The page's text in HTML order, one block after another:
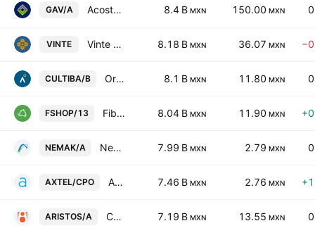
GAV/A Acosta Verde SAB de CV Class A 8.4 B MXN 150.00 MXN
VINTE Vinte Viviendas Integrales SAB DE CV 8.18 B MXN 36.07 MXN
CULTIBA/B Organizacion Cultiba SAB de CV Class B 8.1 B MXN 11.80 MXN
FSHOP/13 Fibra Shop Portafolios Inmobiliarios S.A.P.I. de C.V. 8.04 B MXN 11.90 MXN
NEMAK/A Nemak SAB de CV 7.99 B MXN 2.79 MXN
AXTEL/CPO Axtel SAB de CV Cert.Part.Ord. Repr.7 Shs B 7.46 B MXN 2.76 MXN
ARISTOS/A Consorcio Aristos SAB de CV Cl -A- 7.19 B MXN 13.55 MXN